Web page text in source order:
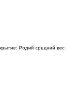
Родий средний вес